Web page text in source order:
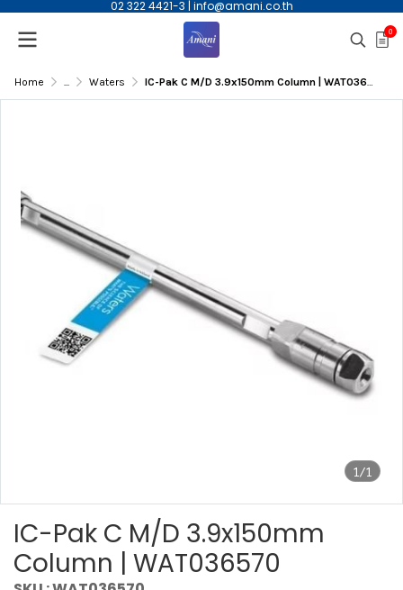
02 322 4421-3 | info@amani.co.th
0
Home ... Waters IC-Pak C M/D 3.9x150mm Column | WAT036570
1/1
IC-Pak C M/D 3.9x150mm
Column | WAT036570